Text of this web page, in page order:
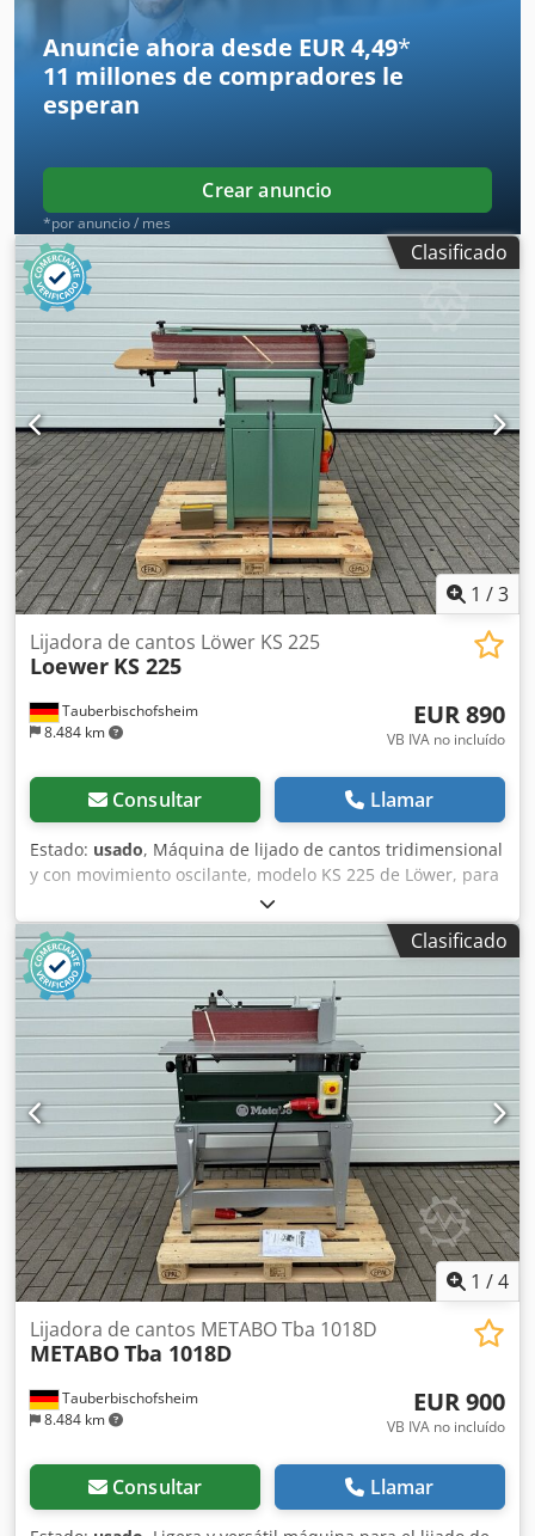
Anuncie ahora desde EUR 4,49*
11 millones de compradores le
esperan
Crear anuncio
*por anuncio / mes
Clasificado
1 /3
Tauberbischofsheim
8.484 km
Lijadora de cantos Löwer KS 225
Loewer KS 225
EUR 890
VB IVA no incluído
Consultar Llamar
Estado: usado, Máquina de lijado de cantos tridimensional
y con movimiento oscilante, modelo KS 225 de Löwer, para
el lijado preciso de cantos de madera rectos y curvos. Su
construcción ligera y su potente motor permiten obtener
un acabado de lijado uniforme con un alto rendimiento de
desbaste. Ideal para pequeños talleres de carpintería,
fabricación de muebles y trabajos de interiorismo.
Dcedszryx Iepfx Ac Djk Datos técnicos: - Posibilidades de
aplicación: canto horizontal, superficie horizontal o plano
vertical inclinado. - Ancho de la banda de lijado: 150 mm -
Movimiento oscilante: 90° - Potencia del motor: 1 kW
Clasificado
1 /4
Tauberbischofsheim
8.484 km
Lijadora de cantos METABO Tba 1018D
METABOTba 1018D
EUR 900
VB IVA no incluído
Consultar Llamar